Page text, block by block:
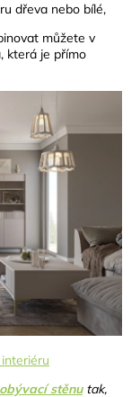
dřeva nebo bílé,
můžete v
která je přímo
obývací stěnutak,